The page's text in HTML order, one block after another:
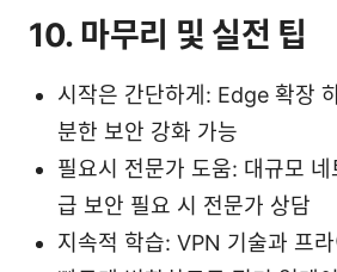
10. 마무리 및 실전 팁
시작은 간단하게: Edge 확장
분한 보안 강화 가능
필요시 전문가 도움: 대규모
급 보안 필요 시 전문가 상담
지속적 학습: VPN 기술과 프